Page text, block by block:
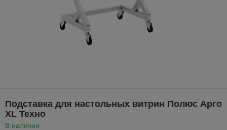
Подставка для настольных витрин Полюс Арго
XL Техно
В наличии